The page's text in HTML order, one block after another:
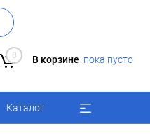
0 В корзине пока пусто
Каталог